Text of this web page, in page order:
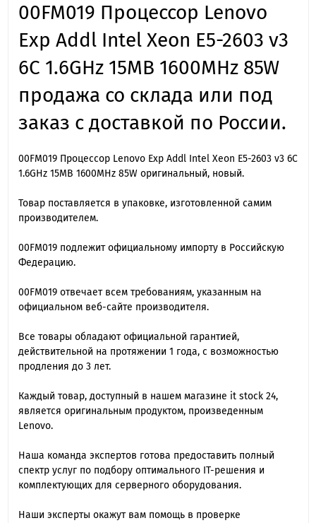
00FM019 Процессор Lenovo
Exp Addl Intel Xeon E5-2603 v3
6C 1.6GHz 15MB 1600MHz 85W
продажа со склада или под
заказ с доставкой по России.
00FM019 Процессор Lenovo Exp Addl Intel Xeon E5-2603 v3 6C
1.6GHz 15MB 1600MHz 85W оригинальный, новый.
Товар поставляется в упаковке, изготовленной самим
производителем.
00FM019 подлежит официальному импорту в Российскую
Федерацию.
00FM019 отвечает всем требованиям, указанным на
официальном веб-сайте производителя.
Все товары обладают официальной гарантией,
действительной на протяжении 1 года, с возможностью
продления до 3 лет.
Каждый товар, доступный в нашем магазине it stock 24,
является оригинальным продуктом, произведенным
Lenovo.
Наша команда экспертов готова предоставить полный
спектр услуг по подбору оптимального IT-решения и
комплектующих для серверного оборудования.
Наши эксперты окажут вам помощь в проверке